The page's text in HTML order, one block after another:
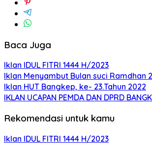
Baca Juga
Iklan IDUL FITRI 1444 H/2023
Iklan Menyambut Bulan suci Ramdhan
Iklan HUT Bangkep, ke- 23.Tahun 2022
IKLAN UCAPAN PEMDA DAN DPRD
Rekomendasi untuk kamu
Iklan IDUL FITRI 1444 H/2023